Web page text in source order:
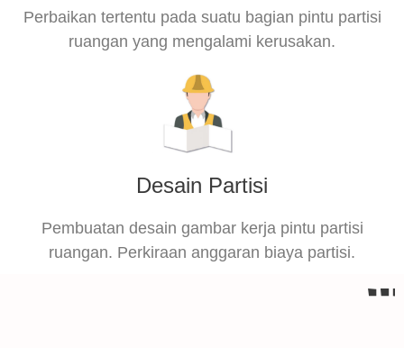
Perbaikan tertentu pada suatu bagian pintu partisi
ruangan yang mengalami kerusakan.
Desain Partisi
Pembuatan desain gambar kerja pintu partisi
ruangan. Perkiraan anggaran biaya partisi.